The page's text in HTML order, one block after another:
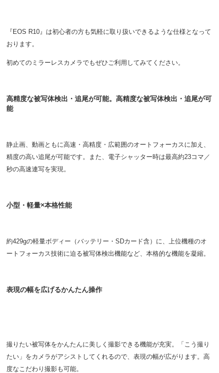
『EOS R10』は初心者の方も気軽に取り扱いできるような仕様となって
おります。
初めてのミラーレスカメラでもぜひご利用してみてください。
高精度な被写体検出・追尾が可能。高精度な被写体検出・追尾が可
能
静止画、動画ともに高速・高精度・広範囲のオートフォーカスに加え、
精度の高い追尾が可能です。また、電子シャッター時は最高約23コマ／
秒の高速連写を実現。
小型・軽量×本格性能
約429gの軽量ボディー（バッテリー・SDカード含）に、上位機種のオ
ートフォーカス技術に迫る被写体検出機能など、本格的な機能を凝縮。
表現の幅を広げるかんたん操作
撮りたい被写体をかんたんに美しく撮影できる機能が充実。「こう撮り
たい」をカメラがアシストしてくれるので、表現の幅が広がります。高
度なこだわり撮影も可能。